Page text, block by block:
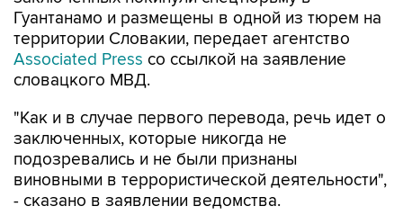
Гуантанамо и размещены в одной из тюрем на
территории Словакии, передает агентство
Associated Press со ссылкой на заявление
словацкого МВД.
"Как и в случае первого перевода, речь идет о
заключенных, которые никогда не
подозревались и не были признаны
виновными в террористической деятельности",
- сказано в заявлении ведомства.